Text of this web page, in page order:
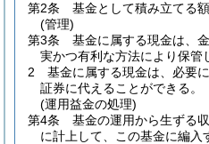
第2条
基金として積み立てる
(管理)
第3条
基金に属する現金は、
実かつ有利な方法により保管
2
基金に属する現金は、必要
証券に代えることができる。
(運用益金の処理)
第4条
基金の運用から生ずる
に計上して、この基金に編入